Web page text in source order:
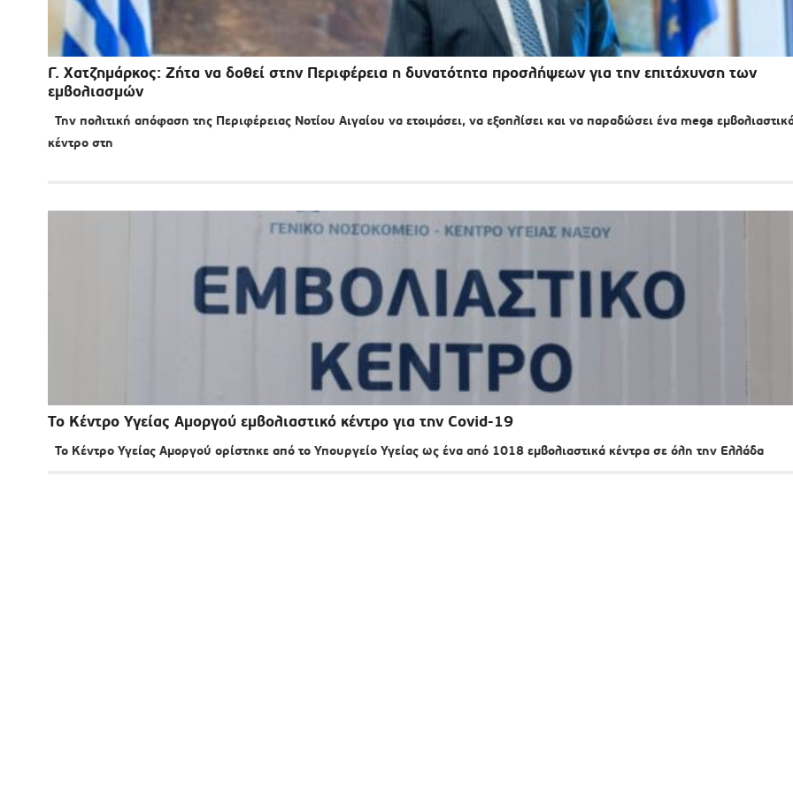
Γ. Χατζημάρκος: Ζήτα να δοθεί στην Περιφέρεια η δυνατότητα προσλήψεων για την επιτάχυνση των
εμβολιασμών
Την πολιτική απόφαση της Περιφέρειας Νοτίου Αιγαίου να ετοιμάσει, να εξοπλίσει και να παραδώσει ένα mega
κέντρο στη
Το Κέντρο Υγείας Αμοργού εμβολιαστικό κέντρο για την Covid-19
Το Κέντρο Υγείας Αμοργού ορίστηκε από το Υπουργείο Υγείας ως ένα από 1018 εμβολιαστικά κέντρα σε όλη την Ελλάδα